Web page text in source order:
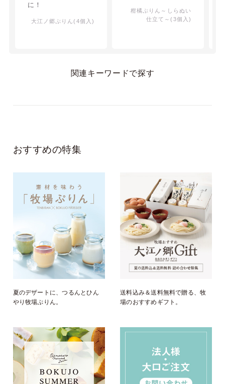
に！
大江ノ郷ぷりん(4個入)
柑橘ぷりん～しらぬい
仕立て～(3個入)
関連キーワードで探す
おすすめの特集
夏のデザートに、つるんとひん
やり牧場ぷりん。
送料込み＆送料無料で贈る、牧
場のおすすめギフト。